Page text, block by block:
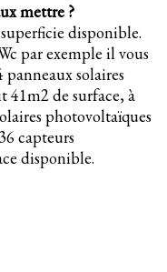
mettre ?
disponible.
par exemple il vous
solaires
41m2 de surface, à
photovoltaïques
capteurs
disponible.